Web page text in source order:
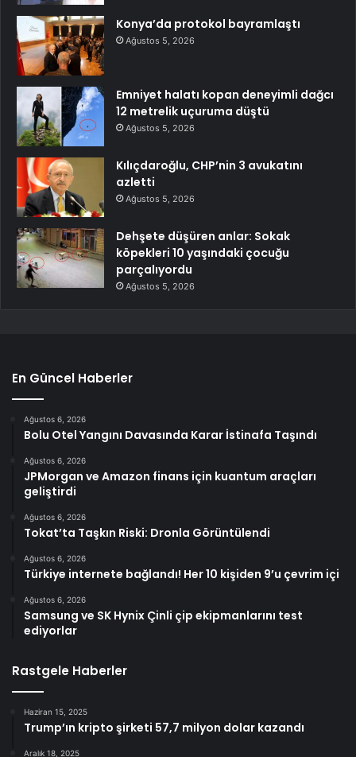
Konya’da protokol bayramlaştı
Ağustos 5, 2026
Emniyet halatı kopan deneyimli dağcı
12 metrelik uçuruma düştü
Ağustos 5, 2026
Kılıçdaroğlu, CHP’nin 3 avukatını
azletti
Ağustos 5, 2026
Dehşete düşüren anlar: Sokak
köpekleri 10 yaşındaki çocuğu
parçalıyordu
Ağustos 5, 2026
En Güncel Haberler
Ağustos 6, 2026
Bolu Otel Yangını Davasında Karar İstinafa Taşındı
Ağustos 6, 2026
JPMorgan ve Amazon finans için kuantum araçları
geliştirdi
Ağustos 6, 2026
Tokat’ta Taşkın Riski: Dronla Görüntülendi
Ağustos 6, 2026
Türkiye internete bağlandı! Her 10 kişiden 9’u çevrim içi
Ağustos 6, 2026
Samsung ve SK Hynix Çinli çip ekipmanlarını test
ediyorlar
Rastgele Haberler
Haziran 15, 2025
Trump’ın kripto şirketi 57,7 milyon dolar kazandı
Aralık 18, 2025